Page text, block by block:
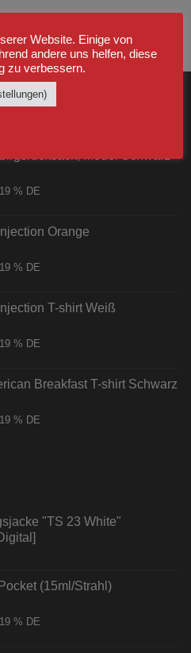
% DE
Orange
% DE
T-shirt Weiß
% DE
Breakfast T-shirt Schwarz
% DE
"TS 23 White"
(15ml/Strahl)
% DE
Website. Einige von
andere uns helfen, diese
zu verbessern.